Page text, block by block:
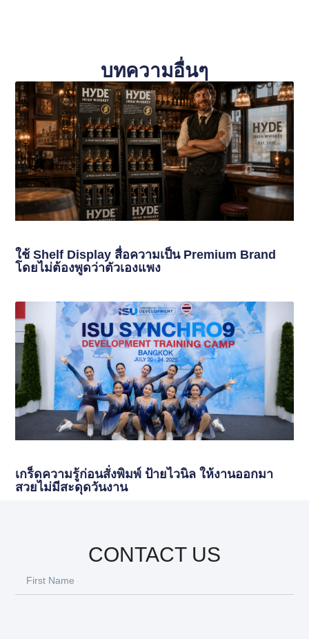
บทความอื่นๆ
ใช้ Shelf Display สื่อความเป็น Premium Brand
โดยไม่ต้องพูดว่าตัวเองแพง
เกร็ดความรู้ก่อนสั่งพิมพ์ ป้ายไวนิล ให้งานออกมา
สวยไม่มีสะดุดวันงาน
CONTACT US